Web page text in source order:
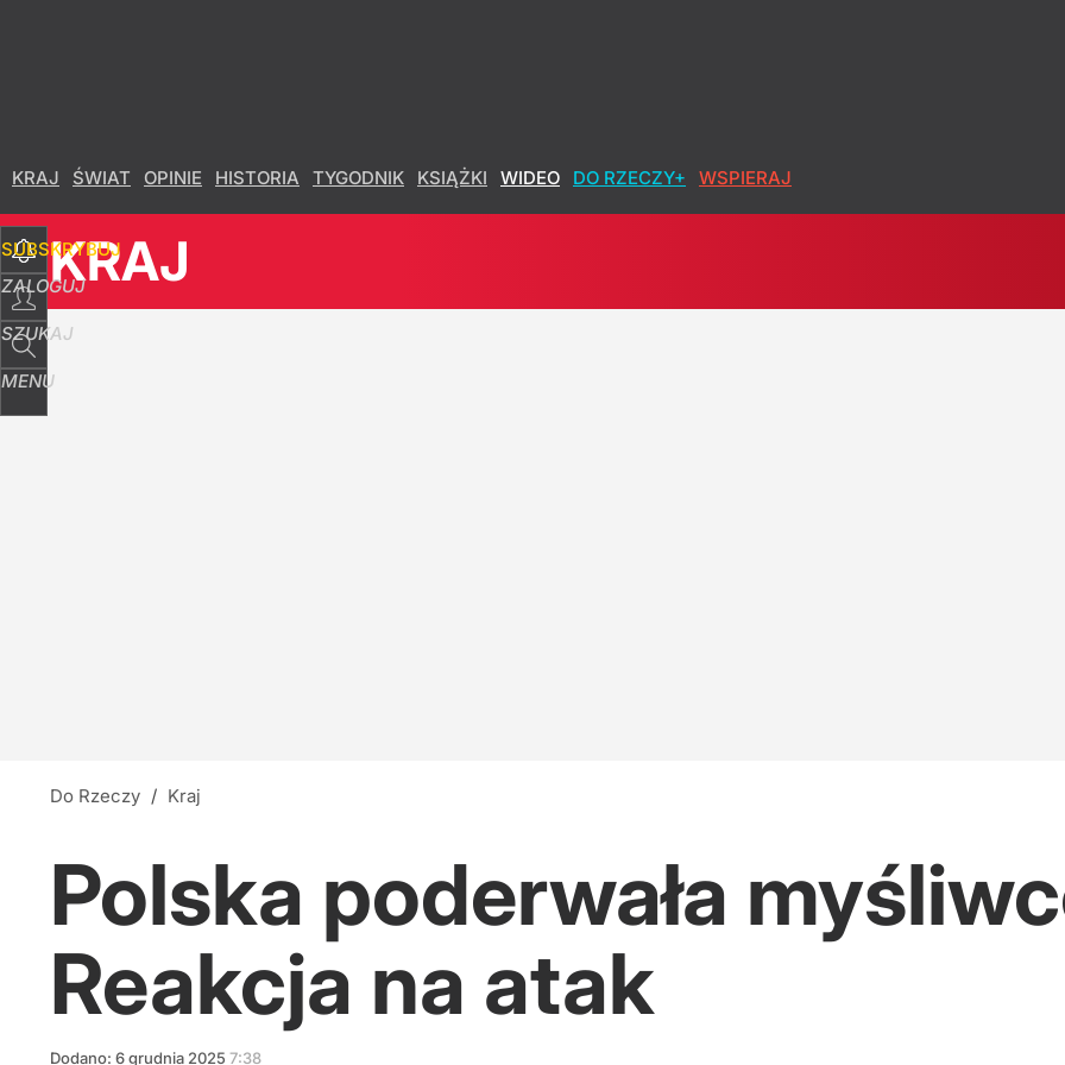
KRAJ ŚWIAT OPINIE HISTORIA TYGODNIK KSIĄŻKI WIDEO DO RZECZY+ WSPIERAJ
SUBSKRYBUJ
ZALOGUJ
SZUKAJ
MENU
KRAJ
Do Rzeczy / Kraj
Polska poderwała
Reakcja na atak
Dodano: 6grudnia 2025 7:38